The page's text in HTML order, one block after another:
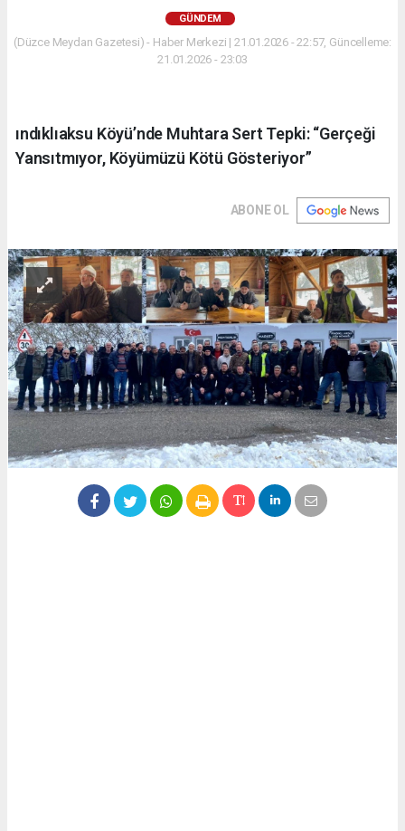
GÜNDEM
(Düzce Meydan Gazetesi) - Haber Merkezi | 21.01.2026 - 22:57, Güncelleme:
21.01.2026 - 23:03
ındıklıaksu Köyü’nde Muhtara Sert Tepki: “Gerçeği
Yansıtmıyor, Köyümüzü Kötü Gösteriyor”
ABONE OL